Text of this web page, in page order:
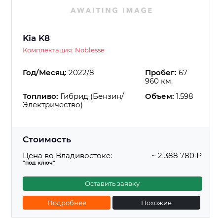
Kia K8
Комплектация: Noblesse
Год/Месяц: 2022/8 Пробег: 67
960 км.
Топливо: Гибрид (Бензин/
Электричество)
Объем: 1.598
Стоимость
Цена во Владивостоке:
"под ключ"
~ 2 388 780 ₽
Оставить заявку
Подробнее Похожие